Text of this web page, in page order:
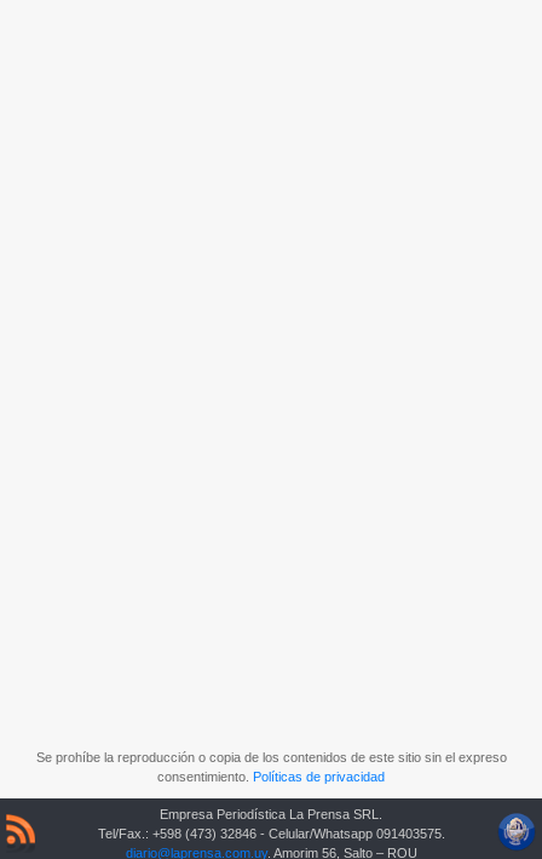
Se prohíbe la reproducción o copia de los contenidos de este sitio sin el expreso
consentimiento.
Políticas de privacidad
Empresa Periodística La Prensa SRL.
Tel/Fax.: +598 (473) 32846 - Celular/Whatsapp 091403575.
diario@laprensa.com.uy. Amorim 56, Salto – ROU